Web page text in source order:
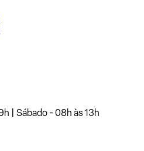
| Sábado - 08h às 13h